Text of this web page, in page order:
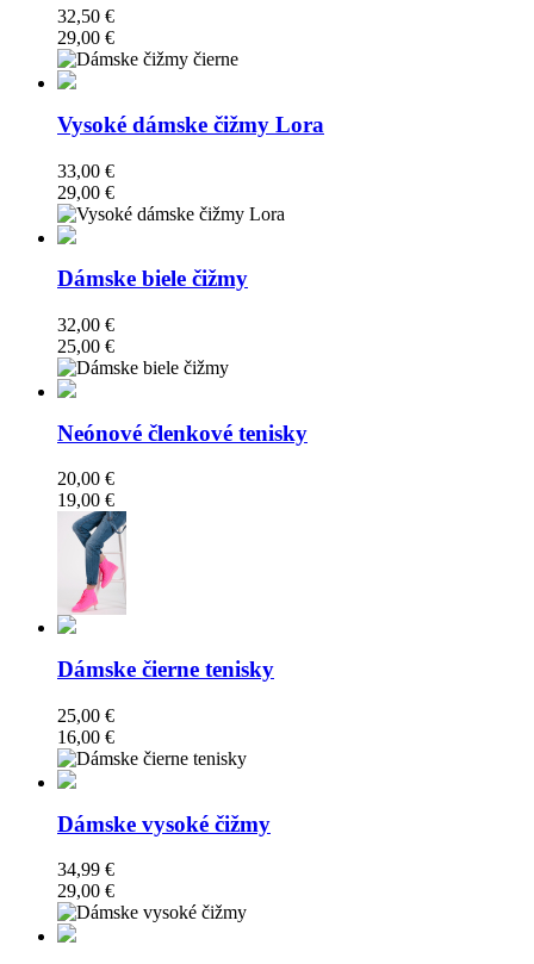
32,50 €
29,00 €
Vysoké dámske čižmy Lora
33,00 €
29,00 €
Dámske biele čižmy
32,00 €
25,00 €
Neónové členkové tenisky
20,00 €
19,00 €
Dámske čierne tenisky
25,00 €
16,00 €
Dámske vysoké čižmy
34,99 €
29,00 €